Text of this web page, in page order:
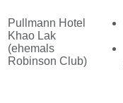
Pullmann Hotel
Khao Lak
(ehemals
Robinson Club)